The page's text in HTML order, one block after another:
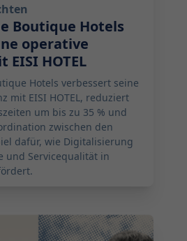
Boutique Hotels
operative
EISI HOTEL
Hotels verbessert seine
mit EISI HOTEL, reduziert
um bis zu 35 % und
zwischen den
dafür, wie Digitalisierung
und Servicequalität in